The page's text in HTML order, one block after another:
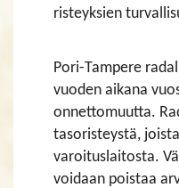
risteyksien
Pori-Tampere
vuoden aikana
onnettomuutta.
tasoristeystä,
varoituslaitosta.
voidaan poistaa